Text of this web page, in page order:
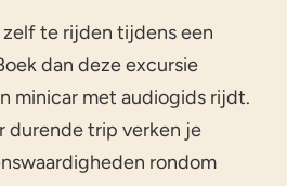
te rijden tijdens een
dan deze excursie
minicar met audiogids rijdt.
durende trip verken je
rondom